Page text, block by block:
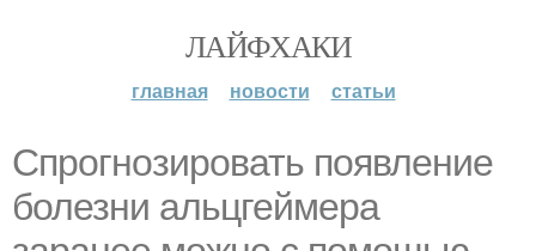
ЛАЙФХАКИ
главная новости статьи
Спрогнозировать появление
болезни альцгеймера